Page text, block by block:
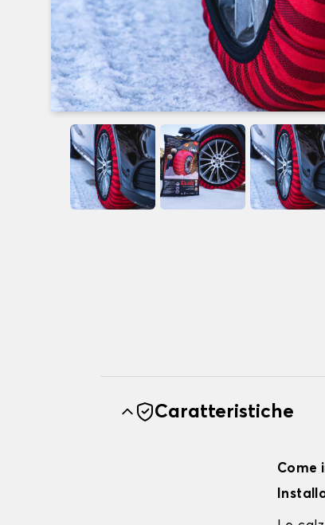
Caratteristiche
Come